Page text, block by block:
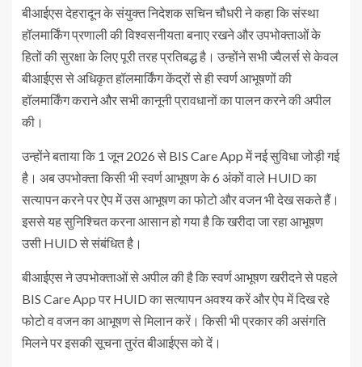
बीआईएस देहरादून के संयुक्त निदेशक सचिन चौधरी ने कहा कि संस्था
हॉलमार्किंग प्रणाली की विश्वसनीयता बनाए रखने और उपभोक्ताओं के
हितों की सुरक्षा के लिए पूरी तरह प्रतिबद्ध है। उन्होंने सभी ज्वैलर्स से केवल
बीआईएस से अधिकृत हॉलमार्किंग केंद्रों से ही स्वर्ण आभूषणों की
हॉलमार्किंग कराने और सभी कानूनी प्रावधानों का पालन करने की अपील
की।
उन्होंने बताया कि 1 जून 2026 से BIS Care App में नई सुविधा जोड़ी गई
है। अब उपभोक्ता किसी भी स्वर्ण आभूषण के 6 अंकों वाले HUID का
सत्यापन करने पर ऐप में उस आभूषण का फोटो और वजन भी देख सकते हैं।
इससे यह सुनिश्चित करना आसान हो गया है कि खरीदा जा रहा आभूषण
उसी HUID से संबंधित है।
बीआईएस ने उपभोक्ताओं से अपील की है कि स्वर्ण आभूषण खरीदने से पहले
BIS Care App पर HUID का सत्यापन अवश्य करें और ऐप में दिख रहे
फोटो व वजन का आभूषण से मिलान करें। किसी भी प्रकार की असंगति
मिलने पर इसकी सूचना तुरंत बीआईएस को दें।